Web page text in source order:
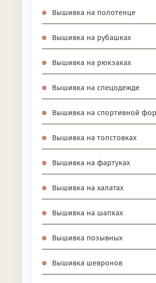
Вышивка на полотенце
Вышивка на рубашках
Вышивка на рюкзаках
Вышивка на спецодежде
Вышивка на спортивной
Вышивка на толстовках
Вышивка на фартуках
Вышивка на халатах
Вышивка на шапках
Вышивка позывных
Вышивка шевронов